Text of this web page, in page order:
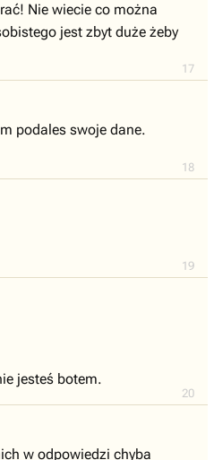
17
Nie wiecie co można
jest zbyt duże żeby
18
podales swoje dane.
19
20
jesteś botem.
w odpowiedzi chyba